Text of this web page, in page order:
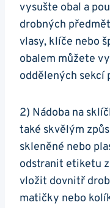
⁤vysušte obal a
drobných
‍vlasy, klíče ⁢nebo
obalem můžete
oddělených sekcí‌
2) Nádoba na
také skvělým
skleněné nebo
odstranit⁢ etiketu
vložit dovnitř
matičky nebo